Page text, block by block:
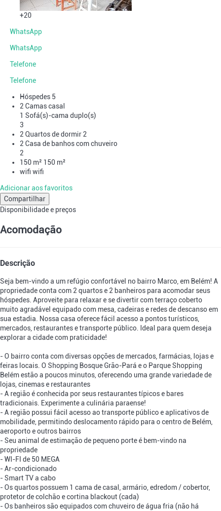
+20
WhatsApp
WhatsApp
Telefone
Telefone
Hóspedes 5
2 Camas casal
1 Sofá(s)-cama duplo(s)
3
2 Quartos de dormir 2
2 Casa de banhos com chuveiro
2
150 m² 150 m²
wifi wifi
Adicionar aos favoritos
Compartilhar
Disponibilidade e preços
Acomodação
Descrição
Seja bem-vindo a um refúgio confortável no bairro Marco, em Belém! A
propriedade conta com 2 quartos e 2 banheiros para acomodar seus
hóspedes. Aproveite para relaxar e se divertir com terraço coberto
muito agradável equipado com mesa, cadeiras e redes de descanso em
sua estadia. Nossa casa oferece fácil acesso a pontos turísticos,
mercados, restaurantes e transporte público. Ideal para quem deseja
explorar a cidade com praticidade!
- O bairro conta com diversas opções de mercados, farmácias, lojas e
feiras locais. O Shopping Bosque Grão-Pará e o Parque Shopping
Belém estão a poucos minutos, oferecendo uma grande variedade de
lojas, cinemas e restaurantes
- A região é conhecida por seus restaurantes típicos e bares
tradicionais. Experimente a culinária paraense!
- A região possui fácil acesso ao transporte público e aplicativos de
mobilidade, permitindo deslocamento rápido para o centro de Belém,
aeroporto e outros bairros
- Seu animal de estimação de pequeno porte é bem-vindo na
propriedade
- WI-FI de 50 MEGA
- Ar-condicionado
- Smart TV a cabo
- Os quartos possuem 1 cama de casal, armário, edredom / cobertor,
protetor de colchão e cortina blackout (cada)
- Os banheiros são equipados com chuveiro de água fria (não há